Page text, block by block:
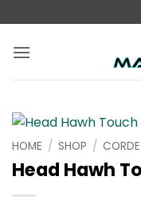
ai
contenuti
HOME / SHOP / CORDE
Head Hawh